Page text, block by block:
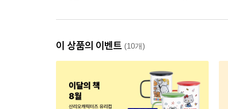
이 상품의 이벤트 (10개)